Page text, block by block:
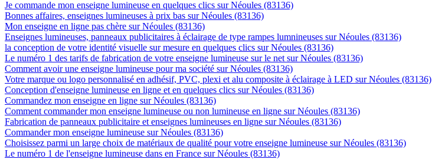
Je commande mon enseigne lumineuse en quelques clics sur Néoules (83136)
Bonnes affaires, enseignes lumineuses à prix bas sur Néoules (83136)
Mon enseigne en ligne pas chère sur Néoules (83136)
Enseignes lumineuses, panneaux publicitaires à éclairage de type rampes lumnineuses sur Néoules (83136)
la conception de votre identité visuelle sur mesure en quelques clics sur Néoules (83136)
Le numéro 1 des tarifs de fabrication de votre enseigne lumineuse sur le net sur Néoules (83136)
Comment avoir une enseigne lumineuse pour ma société sur Néoules (83136)
Votre marque ou logo personnalisé en adhésif, PVC, plexi et alu composite à éclairage à LED sur Néoules (83136)
Conception d'enseigne lumineuse en ligne et en quelques clics sur Néoules (83136)
Commandez mon enseigne en ligne sur Néoules (83136)
Comment commander mon enseigne lumineuse ou non lumineuse en ligne sur Néoules (83136)
Fabrication de panneaux publicitaire et enseignes lumineuses en ligne sur Néoules (83136)
Commander mon enseigne lumineuse sur Néoules (83136)
Choisissez parmi un large choix de matériaux de qualité pour votre enseigne lumineuse sur Néoules (83136)
Le numéro 1 de l'enseigne lumineuse dans en France sur Néoules (83136)